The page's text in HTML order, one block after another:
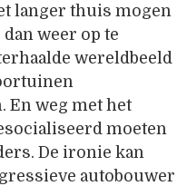
langer thuis mogen
weer op te
wereldbeeld
En weg met het
moeten
De ironie kan
autobouwer